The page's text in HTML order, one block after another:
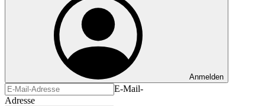
Anmelden
E-Mail-
Adresse